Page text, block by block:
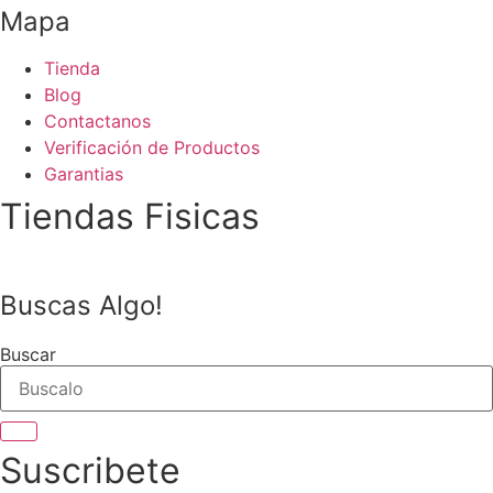
Mapa
Tienda
Blog
Contactanos
Verificación de Productos
Garantias
Tiendas Fisicas
Buscas Algo!
Buscar
Suscribete